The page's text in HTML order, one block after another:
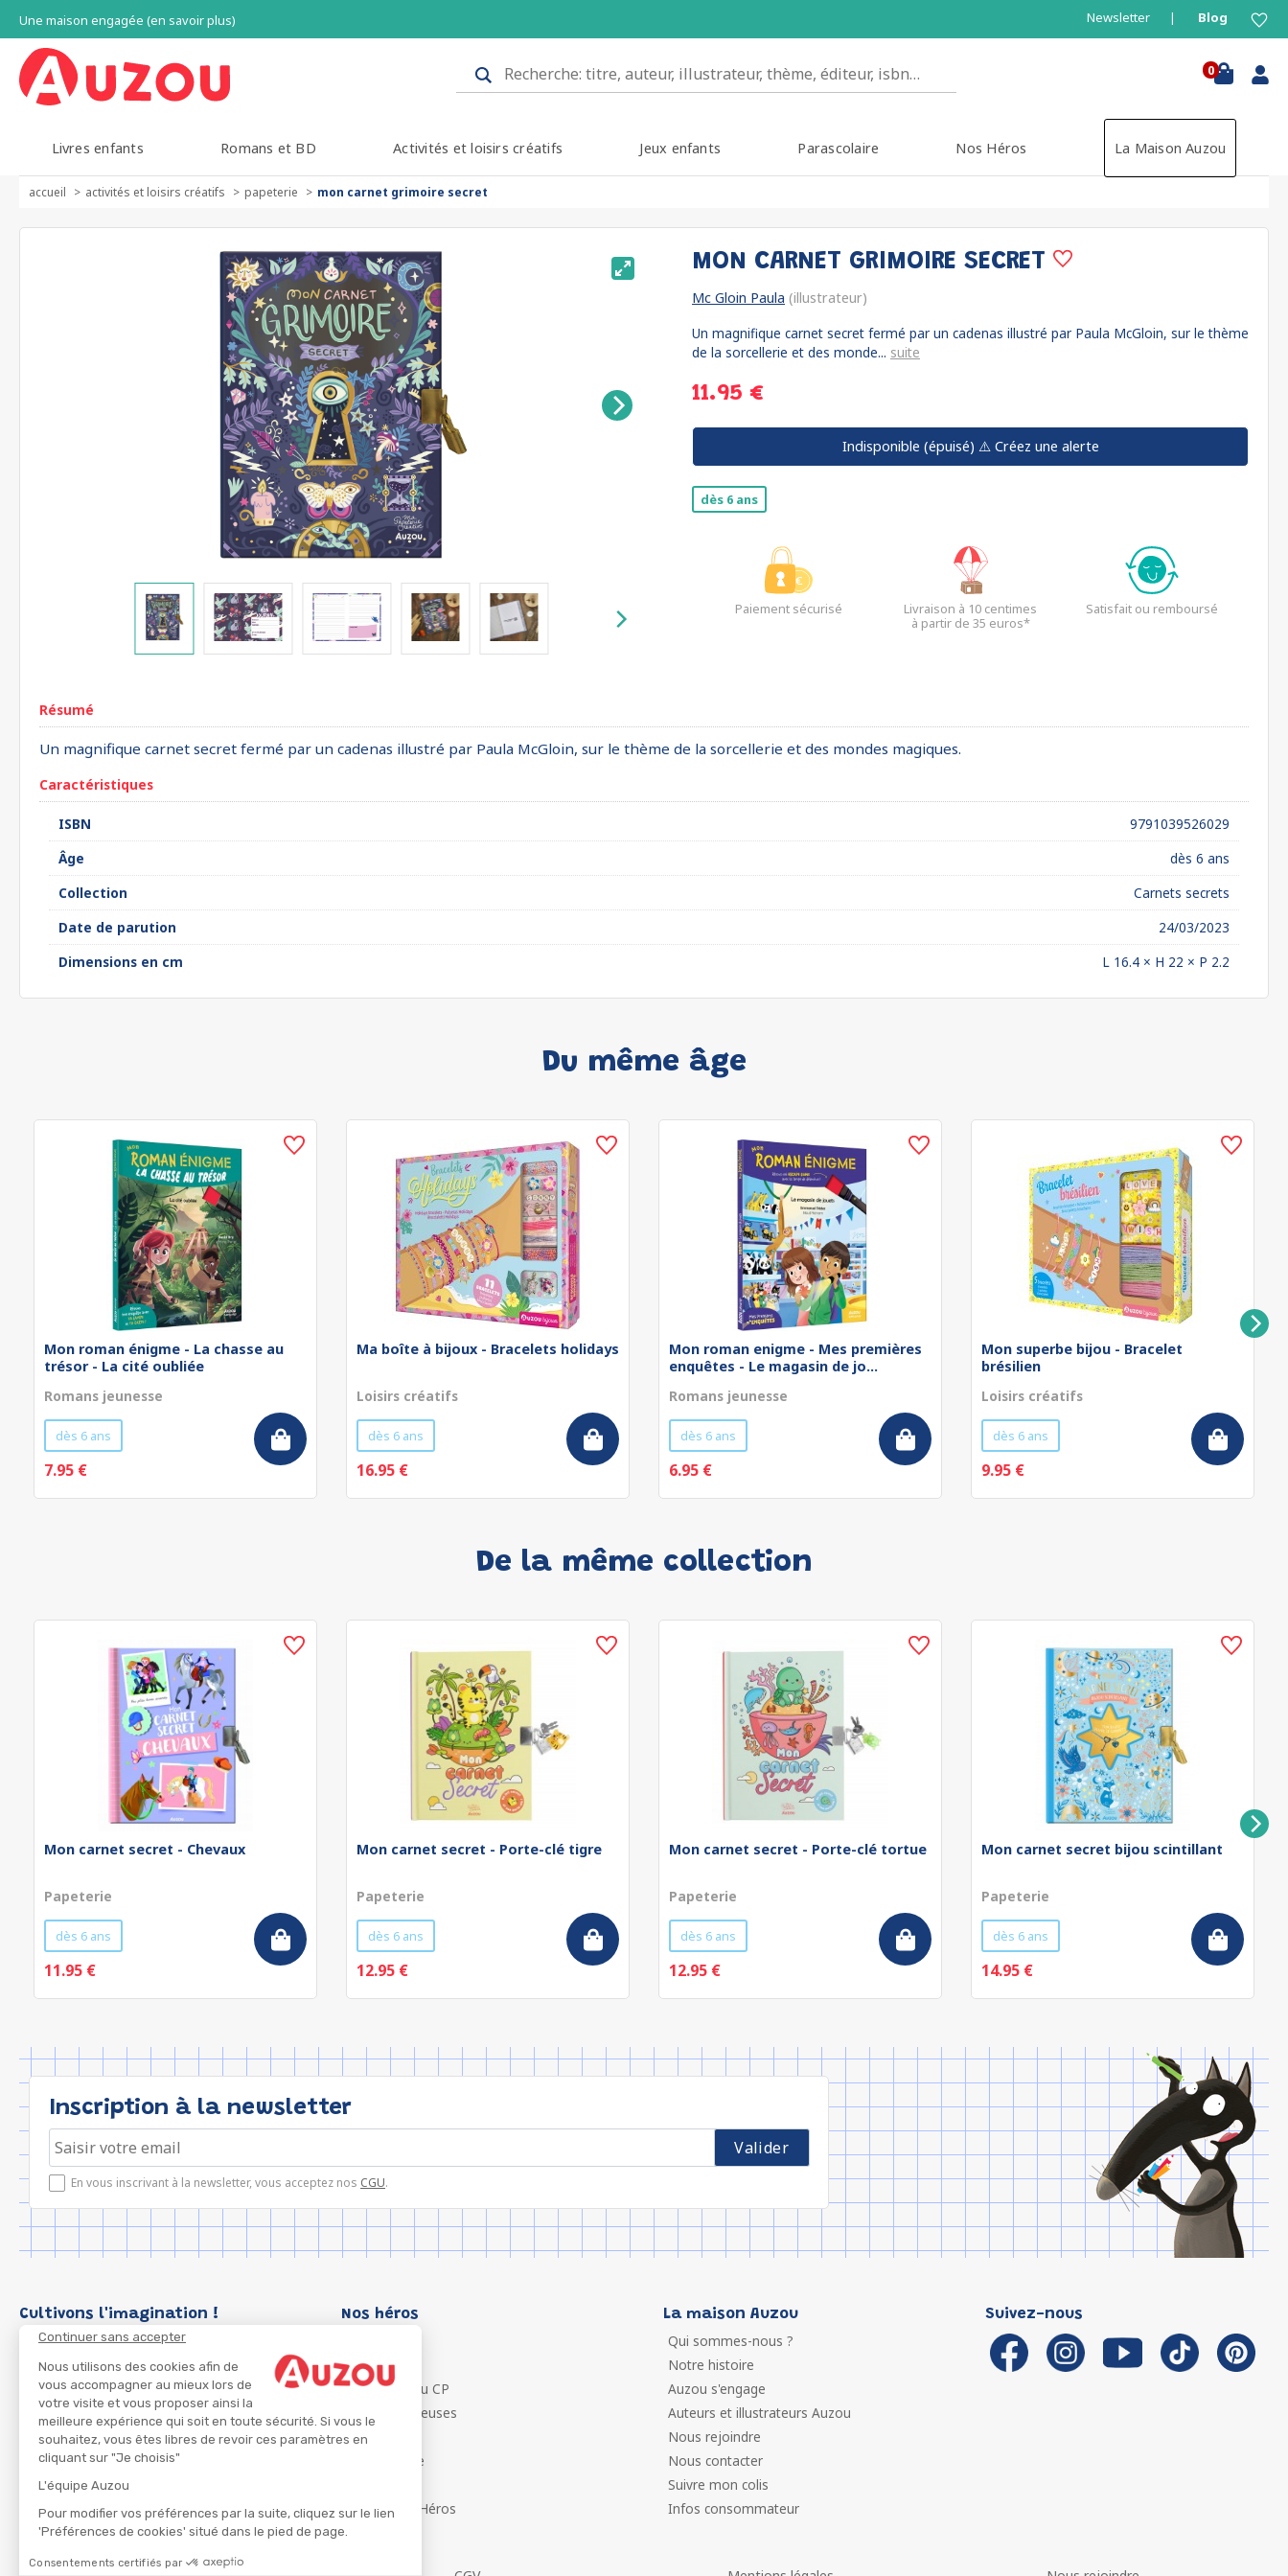
Continuer sans accepter
Nous utilisons des cookies afin de
vous accompagner au mieux lors de
votre visite et vous proposer ainsi la
meilleure expérience qui soit en toute sécurité. Si vous le
souhaitez, vous êtes libres de revoir ces paramètres en
cliquant sur "Je choisis"
L'équipe Auzou
Pour modifier vos préférences par la suite, cliquez sur le lien
'Préférences de cookies' situé dans le pied de page.
Consentements certifiés par
Une maison engagée (en savoir plus) Newsletter Blog
0
Livres enfants Romans et BD Activités et loisirs créatifs Jeux enfants Parascolaire Nos Héros La Maison Auzou
accueil activités et loisirs créatifs papeterie mon carnet grimoire secret
MON CARNET GRIMOIRE SECRET
Mc Gloin Paula (illustrateur)
Un magnifique carnet secret fermé par un cadenas illustré par Paula McGloin, sur le thème
de la sorcellerie et des monde... suite
11.95 €
Indisponible (épuisé) ⚠️ Créez une alerte
dès 6 ans
Paiement sécurisé
Livraison à 10 centimes
à partir de 35 euros*
Satisfait ou remboursé
Résumé
Un magnifique carnet secret fermé par un cadenas illustré par Paula McGloin, sur le thème de la sorcellerie et des mondes magiques.
Caractéristiques
ISBN
9791039526029
Âge
dès 6 ans
Collection
Carnets secrets
Date de parution
24/03/2023
Dimensions en cm
L 16.4 × H 22 × P 2.2
Du même âge
Mon roman énigme - La chasse au
trésor - La cité oubliée
Romans jeunesse
dès 6 ans
7.95 €
Ma boîte à bijoux - Bracelets holidays
Loisirs créatifs
dès 6 ans
16.95 €
Mon roman enigme - Mes premières
enquêtes - Le magasin de jo...
Romans jeunesse
dès 6 ans
6.95 €
Mon superbe bijou - Bracelet
brésilien
Loisirs créatifs
dès 6 ans
9.95 €
De la même collection
Mon carnet secret - Chevaux
Papeterie
dès 6 ans
11.95 €
Mon carnet secret - Porte-clé tigre
Papeterie
dès 6 ans
12.95 €
Mon carnet secret - Porte-clé tortue
Papeterie
dès 6 ans
12.95 €
Mon carnet secret bijou scintillant
Papeterie
dès 6 ans
14.95 €
Inscription à la newsletter
En vous inscrivant à la newsletter, vous acceptez nos CGU.
Cultivons l'imagination ! Nos héros
P'tit Loup
Les Héros du CP
Les Influenceuses
Migali
Petite Taupe
Ma Boîte à Héros
La maison Auzou
Qui sommes-nous ?
Notre histoire
Auzou s'engage
Auteurs et illustrateurs Auzou
Nous rejoindre
Nous contacter
Suivre mon colis
Infos consommateur
Suivez-nous